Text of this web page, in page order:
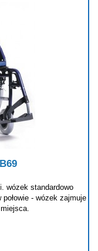
wózek standardowo
- wózek zajmuje